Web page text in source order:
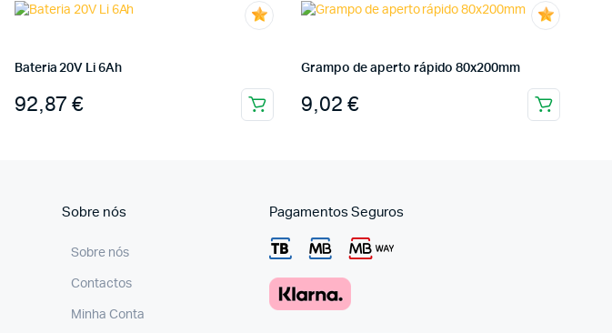
Bateria 20V Li 6Ah
92,87 €
Grampo de aperto rápido 80x200mm
9,02 €
Sobre nós
Sobre nós
Contactos
Minha Conta
Pagamentos Seguros